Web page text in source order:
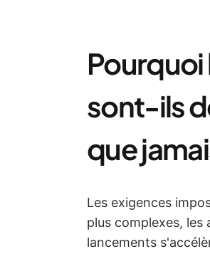
Pourquoi
sont-ils
que
Les exigences
plus complexes,
lancements